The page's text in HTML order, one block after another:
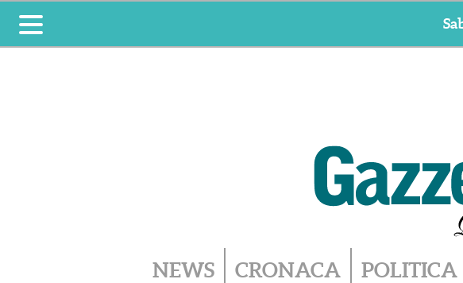
Toggle
navigation
NEWS CRONACA POLITICA